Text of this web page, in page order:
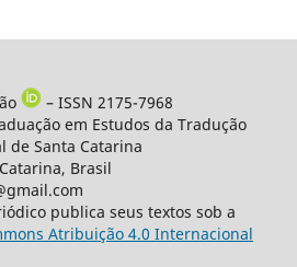
– ISSN 2175-7968
em Estudos da Tradução
de Santa Catarina
Brasil
publica seus textos sob a
Atribuição 4.0 Internacional